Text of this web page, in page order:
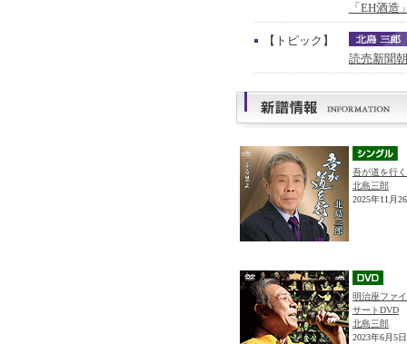
「EH酒
【トピック】
読売新聞
吾が道を行く
北島三郎
2025年11月
明治座ファ
サートDVD
北島三郎
2023年6月5